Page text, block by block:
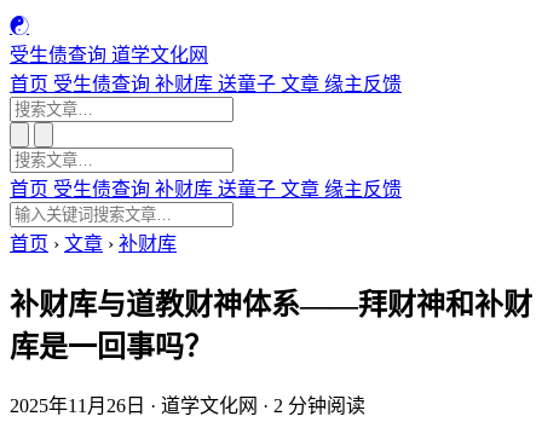
☯
受生债查询 道学文化网
首页 受生债查询 补财库 送童子 文章 缘主反馈
首页 受生债查询 补财库 送童子 文章 缘主反馈
首页 › 文章 › 补财库
补财库与道教财神体系——拜财神和补财
库是一回事吗？
2025年11月26日 · 道学文化网 · 2 分钟阅读